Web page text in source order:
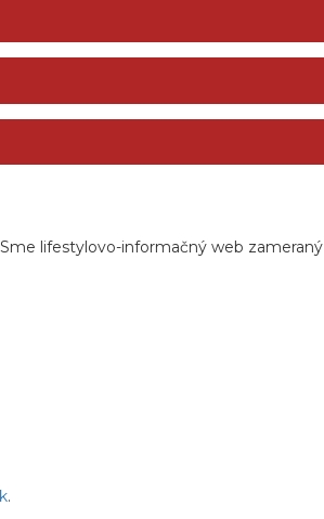
Sme lifestylovo-informačný web
.